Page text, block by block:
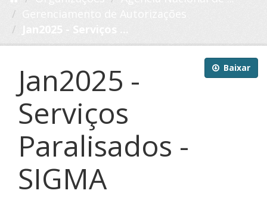
Baixar
Jan2025 -
Serviços
Paralisados -
SIGMA